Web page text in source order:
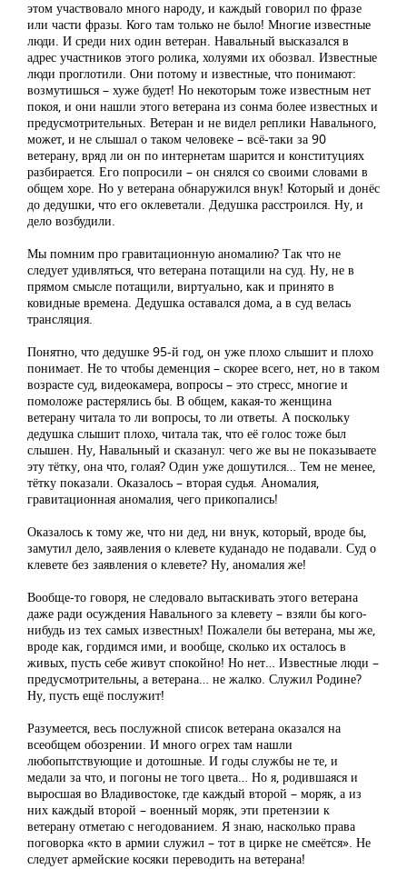
этом участвовало много народу, и каждый говорил по фразе
или части фразы. Кого там только не было! Многие известные
люди. И среди них один ветеран. Навальный высказался в
адрес участников этого ролика, холуями их обозвал. Известные
люди проглотили. Они потому и известные, что понимают:
возмутишься – хуже будет! Но некоторым тоже известным нет
покоя, и они нашли этого ветерана из сонма более известных и
предусмотрительных. Ветеран и не видел реплики Навального,
может, и не слышал о таком человеке – всё-таки за 90
ветерану, вряд ли он по интернетам шарится и конституциях
разбирается. Его попросили – он снялся со своими словами в
общем хоре. Но у ветерана обнаружился внук! Который и донёс
до дедушки, что его оклеветали. Дедушка расстроился. Ну, и
дело возбудили.
Мы помним про гравитационную аномалию? Так что не
следует удивляться, что ветерана потащили на суд. Ну, не в
прямом смысле потащили, виртуально, как и принято в
ковидные времена. Дедушка оставался дома, а в суд велась
трансляция.
Понятно, что дедушке 95-й год, он уже плохо слышит и плохо
понимает. Не то чтобы деменция – скорее всего, нет, но в таком
возрасте суд, видеокамера, вопросы – это стресс, многие и
помоложе растерялись бы. В общем, какая-то женщина
ветерану читала то ли вопросы, то ли ответы. А поскольку
дедушка слышит плохо, читала так, что её голос тоже был
слышен. Ну, Навальный и сказанул: чего же вы не показываете
эту тётку, она что, голая? Один уже дошутился… Тем не менее,
тётку показали. Оказалось – вторая судья. Аномалия,
гравитационная аномалия, чего прикопались!
Оказалось к тому же, что ни дед, ни внук, который, вроде бы,
замутил дело, заявления о клевете куданадо не подавали. Суд о
клевете без заявления о клевете? Ну, аномалия же!
Вообще-то говоря, не следовало вытаскивать этого ветерана
даже ради осуждения Навального за клевету – взяли бы кого-
нибудь из тех самых известных! Пожалели бы ветерана, мы же,
вроде как, гордимся ими, и вообще, сколько их осталось в
живых, пусть себе живут спокойно! Но нет… Известные люди –
предусмотрительны, а ветерана… не жалко. Служил Родине?
Ну, пусть ещё послужит!
Разумеется, весь послужной список ветерана оказался на
всеобщем обозрении. И много огрех там нашли
любопытствующие и дотошные. И годы службы не те, и
медали за что, и погоны не того цвета… Но я, родившаяся и
выросшая во Владивостоке, где каждый второй – моряк, а из
них каждый второй – военный моряк, эти претензии к
ветерану отметаю с негодованием. Я знаю, насколько права
поговорка «кто в армии служил – тот в цирке не смеётся». Не
следует армейские косяки переводить на ветерана!